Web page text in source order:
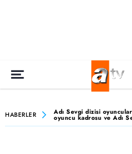
HABERLER Adı Sevgi dizisi
oyuncu kadrosu ve Adı